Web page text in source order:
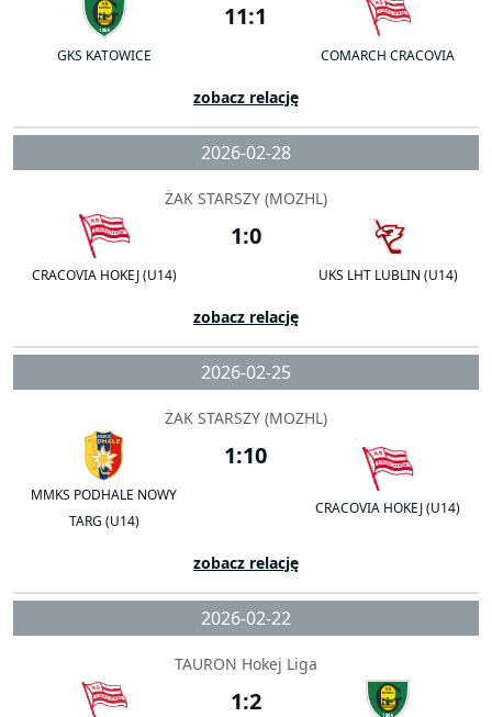
GKS KATOWICE
11:1
COMARCH CRACOVIA
zobacz relację
2026-02-28
ŻAK STARSZY (MOZHL)
CRACOVIA HOKEJ (U14)
1:0
UKS LHT LUBLIN (U14)
zobacz relację
2026-02-25
ŻAK STARSZY (MOZHL)
MMKS PODHALE NOWY
TARG (U14)
1:10
CRACOVIA HOKEJ (U14)
zobacz relację
2026-02-22
TAURON Hokej Liga
1:2